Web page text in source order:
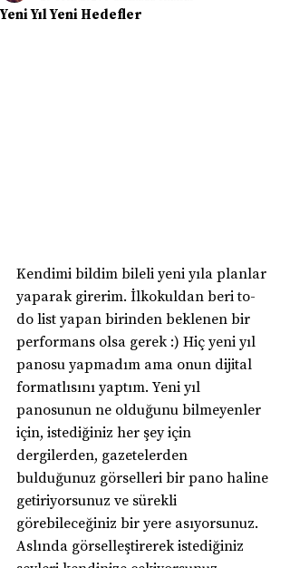
Yeni Yıl Yeni Hedefler
Kendimi bildim bileli yeni yıla planlar
yaparak girerim. İlkokuldan beri to-
do list yapan birinden beklenen bir
performans olsa gerek :) Hiç yeni yıl
panosu yapmadım ama onun dijital
formatlısını yaptım. Yeni yıl
panosunun ne olduğunu bilmeyenler
için, istediğiniz her şey için
dergilerden, gazetelerden
bulduğunuz görselleri bir pano haline
getiriyorsunuz ve sürekli
görebileceğiniz bir yere asıyorsunuz.
Aslında görselleştirerek istediğiniz